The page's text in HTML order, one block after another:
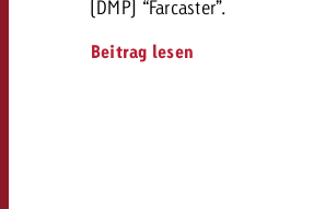
(DMP) “Farcaster”.
Beitrag lesen